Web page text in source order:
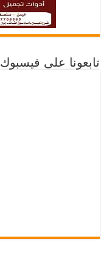
تابعونا على فيسبوك